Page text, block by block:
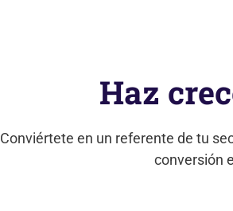
Haz
Conviértete en un referente de tu
conversión